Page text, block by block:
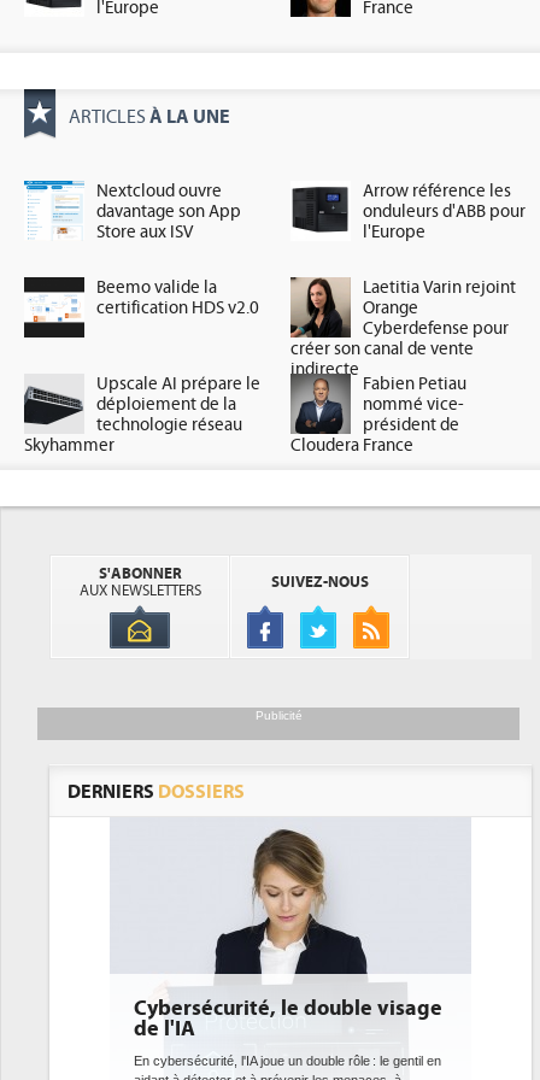
l'Europe France
ARTICLES À LA UNE
Nextcloud ouvre
davantage son App
Store aux ISV
Arrow référence les
onduleurs d'ABB pour
l'Europe
Beemo valide la
certification HDS v2.0
Laetitia Varin rejoint
Orange
Cyberdefense pour
créer son canal de vente
indirecte
Upscale AI prépare le
déploiement de la
technologie réseau
Skyhammer
Fabien Petiau
nommé vice-
président de
Cloudera France
S'ABONNER
AUX NEWSLETTERS
SUIVEZ-NOUS
Publicité
DERNIERS DOSSIERS
DEE: l'efficacité énergétique
bientôt une obligation pour les
datacenters